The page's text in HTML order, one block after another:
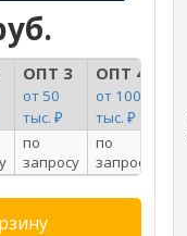
ОПТ 3
от 50
тыс. ₽
ОПТ 4
от 100
тыс. ₽
по
запросу
по
запросу